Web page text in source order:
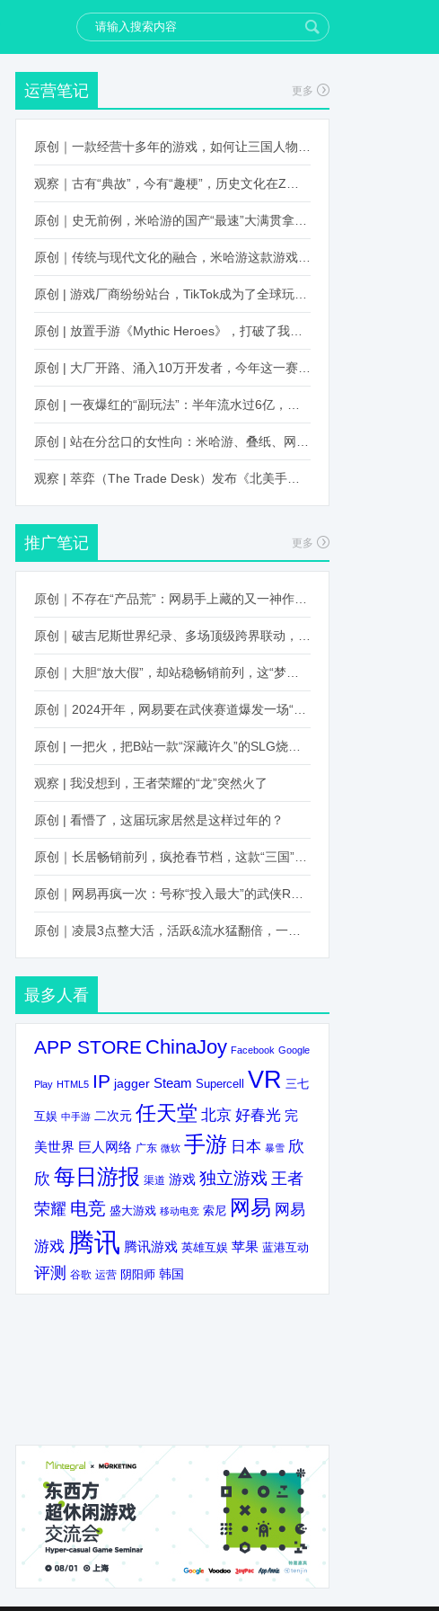
运营笔记 更多
推广笔记 更多
观察 | 我没想到，王者荣耀的“龙”突然火了
原创 | 看懵了，这届玩家居然是这样过年的？
最多人看
APP STORE ChinaJoy Facebook Google
Play HTML5 IP jagger Steam Supercell VR 三七
互娱 中手游 二次元 任天堂 北京 好春光 完
美世界 巨人网络 广东 微软 手游 日本 暴雪 欣
欣 每日游报 渠道 游戏 独立游戏 王者
荣耀 电竞 盛大游戏 移动电竞 索尼 网易 网易
游戏 腾讯 腾讯游戏 英雄互娱 苹果 蓝港互动
评测 谷歌 运营 阴阳师 韩国